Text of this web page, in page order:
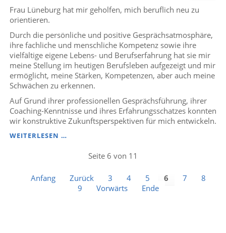
Frau Lüneburg hat mir geholfen, mich beruflich neu zu
orientieren.
Durch die persönliche und positive Gesprächsatmosphäre,
ihre fachliche und menschliche Kompetenz sowie ihre
vielfältige eigene Lebens- und Berufserfahrung hat sie mir
meine Stellung im heutigen Berufsleben aufgezeigt und mir
ermöglicht, meine Stärken, Kompetenzen, aber auch meine
Schwächen zu erkennen.
Auf Grund ihrer professionellen Gesprächsführung, ihrer
Coaching-Kenntnisse und ihres Erfahrungsschatzes konnten
wir konstruktive Zukunftsperspektiven für mich entwickeln.
WEITERLESEN …REFERENZ
INGENIEUR,
SCHLESWIG-
HOLSTEIN
Seite 6 von 11
Anfang Zurück 3 4 5 6 7
8
9
Vorwärts Ende